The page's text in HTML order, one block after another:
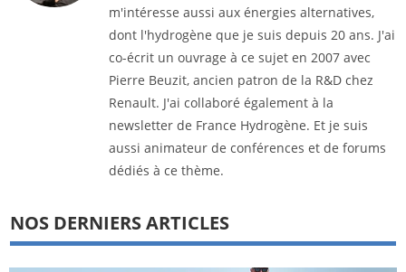
m'intéresse aussi aux énergies alternatives,
dont l'hydrogène que je suis depuis 20 ans. J'ai
co-écrit un ouvrage à ce sujet en 2007 avec
Pierre Beuzit, ancien patron de la R&D chez
Renault. J'ai collaboré également à la
newsletter de France Hydrogène. Et je suis
aussi animateur de conférences et de forums
dédiés à ce thème.
NOS DERNIERS ARTICLES